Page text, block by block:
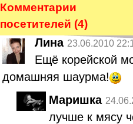
Комментарии
посетителей (4)
Лина 23.06.2010
Ещё корейской
домашняя шаурма!
Маришка
лучше к мясу